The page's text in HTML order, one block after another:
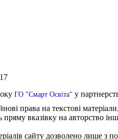
ГО "Смарт Освіта" у
права на текстові
пряму вказівку на авторство
сайту дозволено лише з